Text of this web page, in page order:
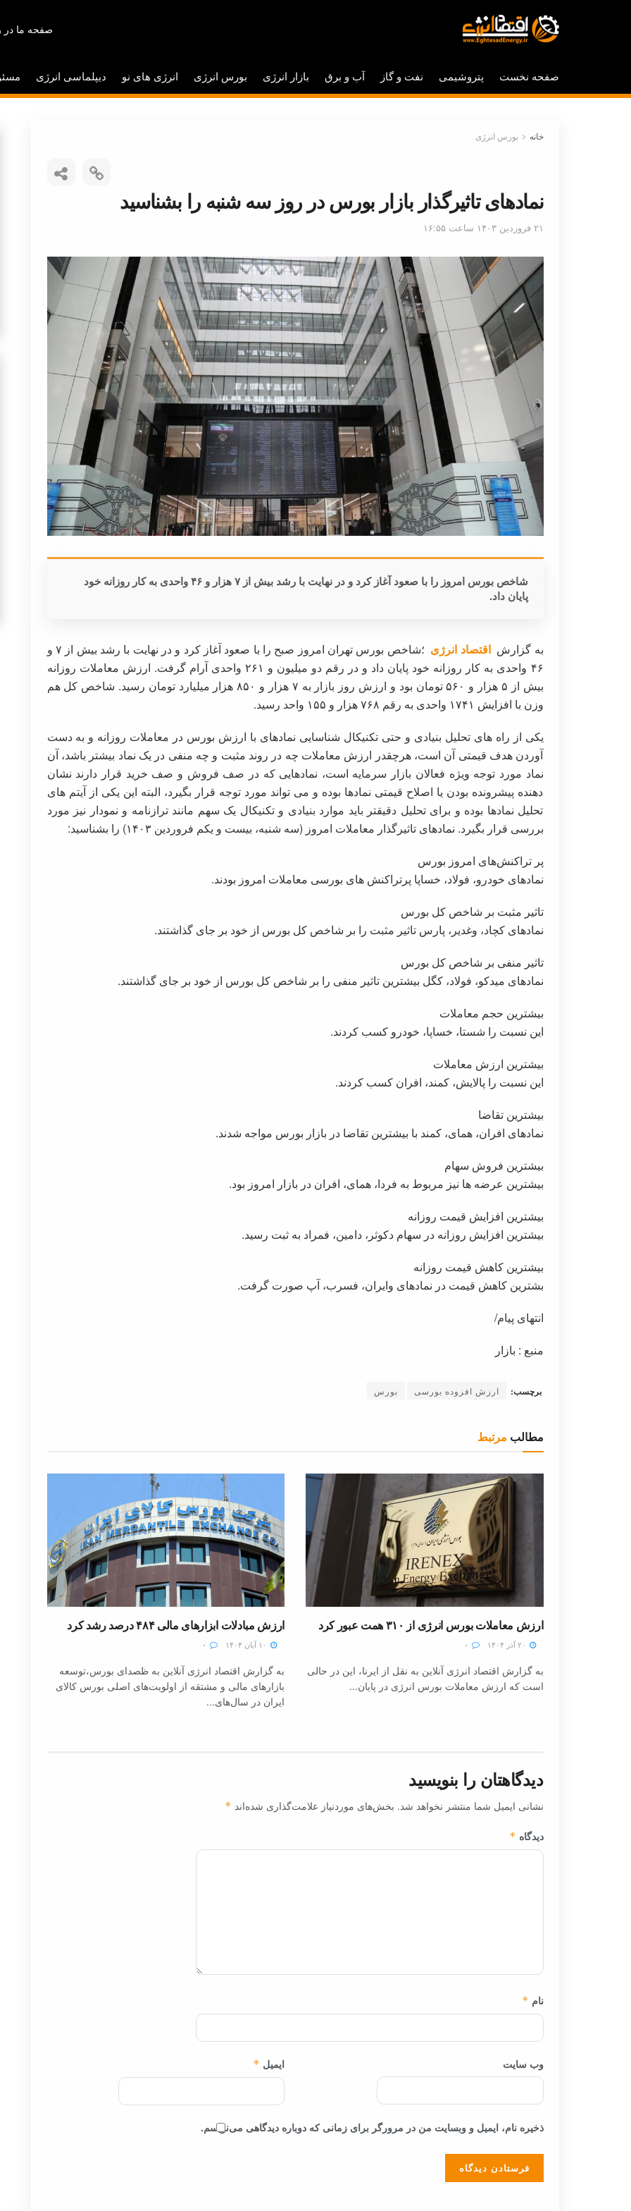
صفحه ما در
صفحه نخست پتروشیمی نفت و گاز آب و برق بازار انرژی بورس انرژی انرژی های نو دیپلماسی انرژی
خانه بورس انرژی
نمادهای تاثیرگذار بازار بورس در روز سه شنبه را بشناسید
۲۱ فروردین ۱۴۰۳ ساعت ۱۶:۵۵
شاخص بورس امروز را با صعود آغاز کرد و در نهایت با رشد بیش از ۷ هزار و ۴۶ واحدی به کار روزانه خود
پایان داد.
به گزارشاقتصاد انرژی
؛شاخص بورس تهران امروز صبح را با صعود آغاز کرد و در نهایت با رشد بیش از ۷ و
۴۶ واحدی به کار روزانه خود پایان داد و در رقم دو میلیون و ۲۶۱ واحدی آرام گرفت. ارزش معاملات روزانه
بیش از ۵ هزار و ۵۶۰ تومان بود و ارزش روز بازار به ۷ هزار و ۸۵۰ هزار میلیارد تومان رسید. شاخص کل هم
وزن با افزایش ۱۷۴۱ واحدی به رقم ۷۶۸ هزار و ۱۵۵ واحد رسید.
یکی از راه های تحلیل بنیادی و حتی تکنیکال شناسایی نمادهای با ارزش بورس در معاملات روزانه و به دست
آوردن هدف قیمتی آن است، هرچقدر ارزش معاملات چه در روند مثبت و چه منفی در یک نماد بیشتر باشد، آن
نماد مورد توجه ویژه فعالان بازار سرمایه است، نمادهایی که در صف فروش و صف خرید قرار دارند نشان
دهنده پیشرونده بودن یا اصلاح قیمتی نمادها بوده و می تواند مورد توجه قرار بگیرد، البته این یکی از آیتم های
تحلیل نمادها بوده و برای تحلیل دقیقتر باید موارد بنیادی و تکنیکال یک سهم مانند ترازنامه و نمودار نیز مورد
بررسی قرار بگیرد. نمادهای تاثیرگذار معاملات امروز (سه شنبه، بیست و یکم فروردین ۱۴۰۳) را بشناسید:
پر تراکنش‌های امروز بورس
نمادهای خودرو، فولاد، خساپا پرتراکنش های بورسی معاملات امروز بودند.
تاثیر مثبت بر شاخص کل بورس
نمادهای کچاد، وغدیر، پارس تاثیر مثبت را بر شاخص کل بورس از خود بر جای گذاشتند.
تاثیر منفی بر شاخص کل بورس
نمادهای میدکو، فولاد، کگل بیشترین تاثیر منفی را بر شاخص کل بورس از خود بر جای گذاشتند.
بیشترین حجم معاملات
این نسبت را شستا، خساپا، خودرو کسب کردند.
بیشترین ارزش معاملات
این نسبت را پالایش، کمند، افران کسب کردند.
بیشترین تقاضا
نمادهای افران، همای، کمند با بیشترین تقاضا در بازار بورس مواجه شدند.
بیشترین فروش سهام
بیشترین عرضه ها نیز مربوط به فردا، همای، افران در بازار امروز بود.
بیشترین افزایش قیمت روزانه
بیشترین افزایش روزانه در سهام دکوثر، دامین، فمراد به ثبت رسید.
بیشترین کاهش قیمت روزانه
بشترین کاهش قیمت در نمادهای وایران، فسرب، آپ صورت گرفت.
انتهای پیام/
منبع : بازار
برچسب: ارزش افزوده بورسی بورس
مطالب مرتبط
ارزش معاملات بورس انرژی از ۳۱۰ همت عبور کرد
به گزارش اقتصاد انرژی آنلاین به نقل از ایرنا، این در حالی
است که ارزش معاملات بورس انرژی در پایان...
ارزش مبادلات ابزارهای مالی ۴۸۴ درصد رشد کرد
به گزارش اقتصاد انرژی آنلاین به ظصدای بورس،توسعه
بازارهای مالی و مشتقه از اولویت‌های اصلی بورس کالای
ایران در سال‌های...
دیدگاهتان را بنویسید
نشانی ایمیل شما منتشر نخواهد شد. بخش‌های موردنیاز علامت‌گذاری شده‌اند *
دیدگاه *
نام *
ایمیل * وب‌ سایت
ذخیره نام، ایمیل و وبسایت من در مرورگر برای زمانی که دوباره دیدگاهی می‌نویسم.